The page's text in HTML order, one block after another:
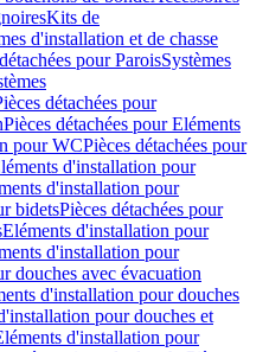
Kits de
d'installation et de chasse
pour ParoisSystèmes
détachées pour
Pièces détachées pour Eléments
pour WCPièces détachées pour
d'installation pour
d'installation pour
bidetsPièces détachées pour
Eléments d'installation pour
d'installation pour
douches avec évacuation
d'installation pour douches
pour douches et
d'installation pour